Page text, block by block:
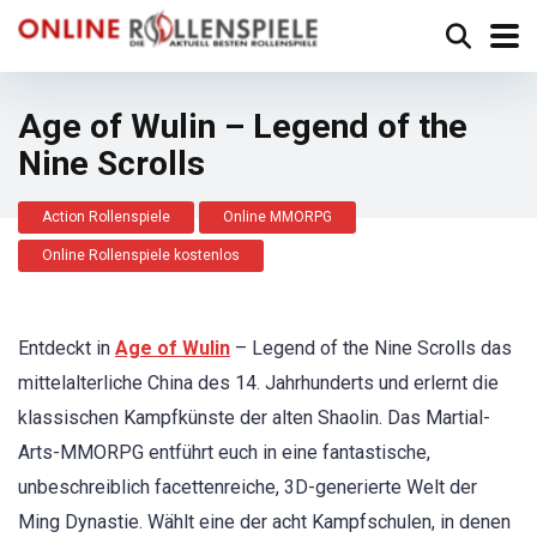
Age of Wulin – Legend of the
Nine Scrolls
Action Rollenspiele Online MMORPG
Online Rollenspiele kostenlos
Entdeckt in Age of Wulin – Legend of the Nine Scrolls das
mittelalterliche China des 14. Jahrhunderts und erlernt die
klassischen Kampfkünste der alten Shaolin. Das Martial-
Arts-MMORPG entführt euch in eine fantastische,
unbeschreiblich facettenreiche, 3D-generierte Welt der
Ming Dynastie. Wählt eine der acht Kampfschulen, in denen